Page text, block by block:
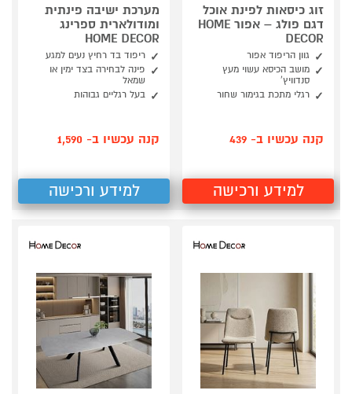
זוג כיסאות לפינת אוכל
דגם פולג – אפור HOME
DECOR
גוון הריפוד אפור
מושב הכיסא עשוי מעץ
סנדוויץ'
רגלי מתכת בגימור שחור
קנה עכשיו ב- 439
למידע ורכישה
מערכת ישיבה פינתית
ומודולארית ספרינג
HOME DECOR
ריפוד בד רחיץ נעים למגע
פינה לבחירה בצד ימין או
שמאל
בעל רגליים גבוהות
קנה עכשיו ב- 1,590
למידע ורכישה